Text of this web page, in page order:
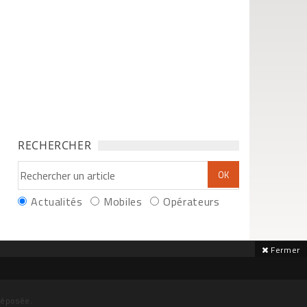
RECHERCHER
Actualités Mobiles Opérateurs
Fermer